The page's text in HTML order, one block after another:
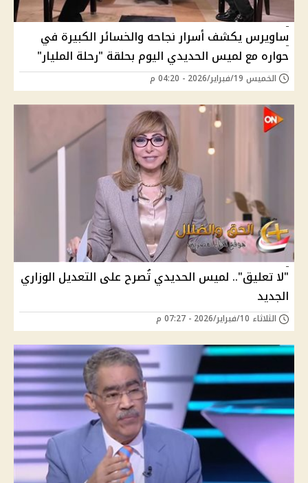
ساويرس يكشف أسرار نجاحه والخسائر الكبيرة في
حواره مع لميس الحديدي اليوم بحلقة "رحلة المليار"
الخميس 19/فبراير/2026 - 04:20 م
"لا تعليق".. لميس الحديدي تُصرح على التعديل الوزاري
الجديد
الثلاثاء 10/فبراير/2026 - 07:27 م